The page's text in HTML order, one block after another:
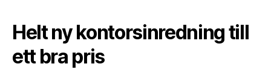
Helt ny kontorsinredning till
ett bra pris